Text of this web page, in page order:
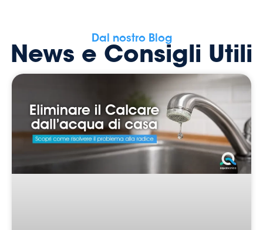
Dal nostro Blog
News e Consigli Utili